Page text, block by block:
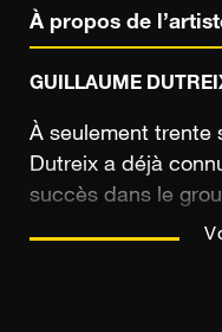
À propos de
GUILLAUME
À seulement trente
Dutreix a déjà
succès dans le
réalise deux